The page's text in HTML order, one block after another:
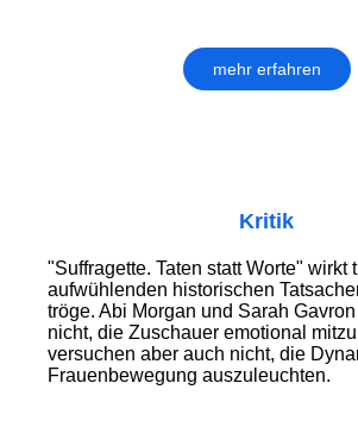
mehr erfahren
Kritik
"Suffragette. Taten statt Worte" wirkt
aufwühlenden historischen
tröge. Abi Morgan und Sarah
nicht, die Zuschauer emotional
versuchen aber auch nicht, die
Frauenbewegung auszuleuchten.